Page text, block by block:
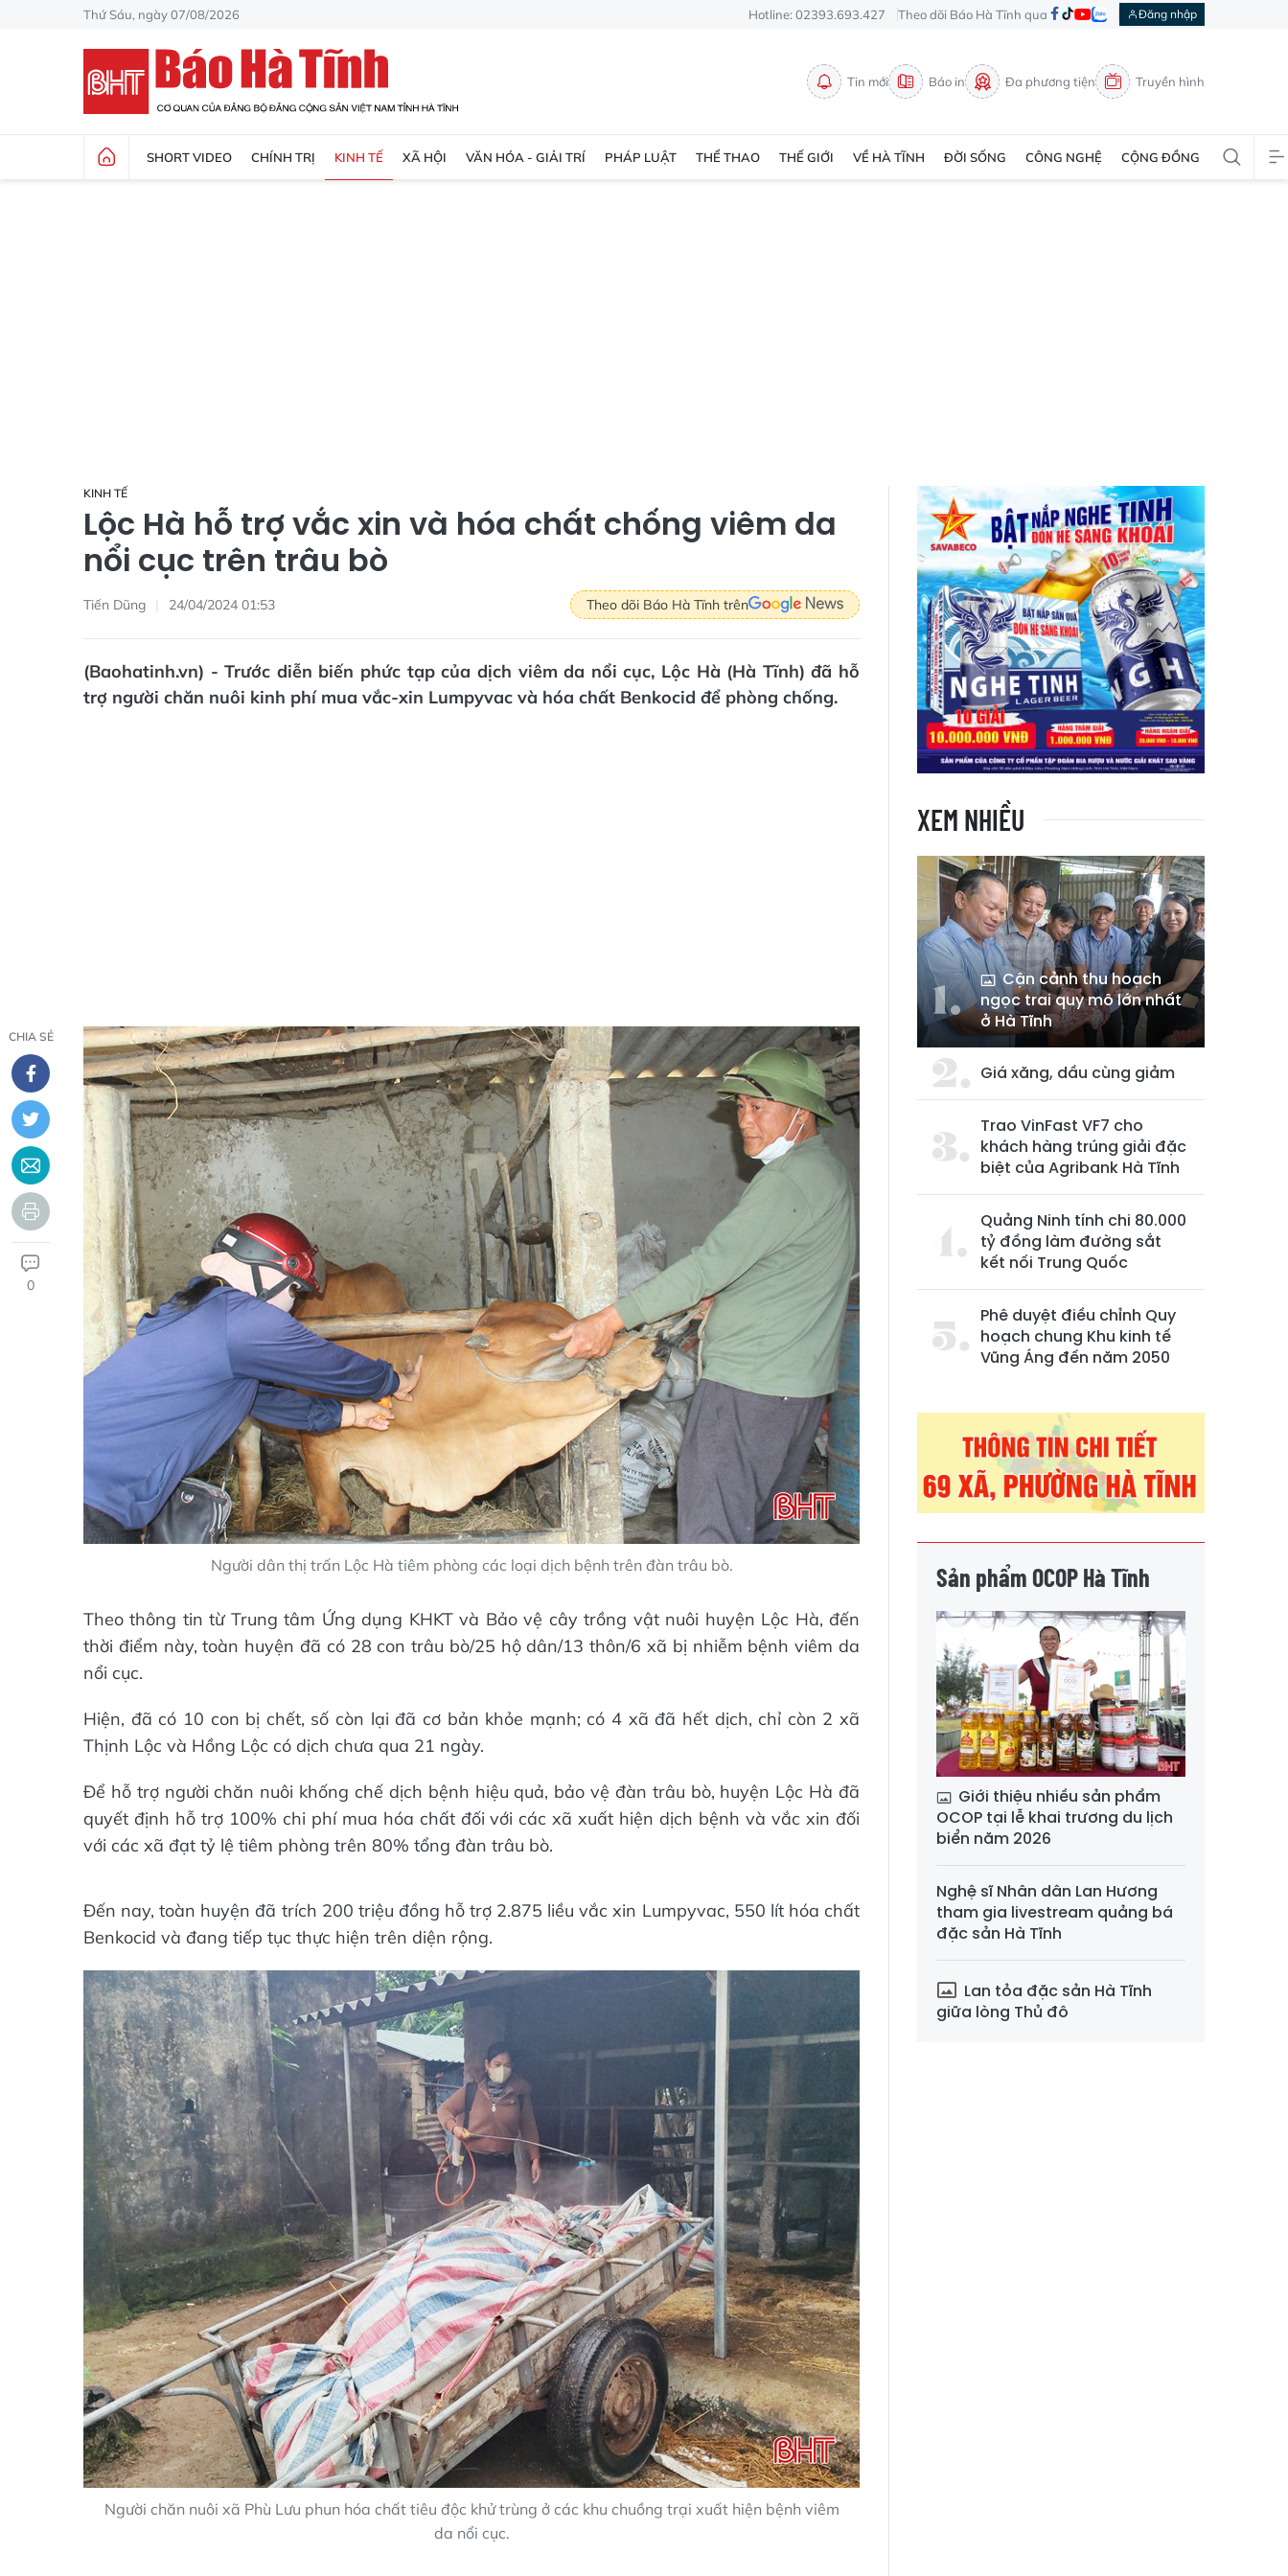
Thứ Sáu, ngày 07/08/2026 Hotline: 02393.693.427 Theo dõi Báo Hà Tĩnh qua Đăng nhập
Tin mới Báo in Đa phương tiện Truyền hình
SHORT VIDEO CHÍNH TRỊ KINH TẾ XÃ HỘI VĂN HÓA - GIẢI TRÍ PHÁP LUẬT THỂ THAO THẾ GIỚI VỀ HÀ TĨNH ĐỜI SỐNG CÔNG NGHỆ CỘNG ĐỒNG
KINH TẾ
Lộc Hà hỗ trợ vắc xin và hóa chất chống viêm da
nổi cục trên trâu bò
Tiến Dũng 24/04/2024 01:53 Theo dõi Báo Hà Tĩnh trên
(Baohatinh.vn) - Trước diễn biến phức tạp của dịch viêm da nổi cục, Lộc Hà (Hà Tĩnh) đã hỗ
trợ người chăn nuôi kinh phí mua vắc-xin Lumpyvac và hóa chất Benkocid để phòng chống.
CHIA SẺ
0
Người dân thị trấn Lộc Hà tiêm phòng các loại dịch bệnh trên đàn trâu bò.
Theo thông tin từ Trung tâm Ứng dụng KHKT và Bảo vệ cây trồng vật nuôi huyện Lộc Hà, đến
thời điểm này, toàn huyện đã có 28 con trâu bò/25 hộ dân/13 thôn/6 xã bị nhiễm bệnh viêm da
nổi cục.
Hiện, đã có 10 con bị chết, số còn lại đã cơ bản khỏe mạnh; có 4 xã đã hết dịch, chỉ còn 2 xã
Thịnh Lộc và Hồng Lộc có dịch chưa qua 21 ngày.
Để hỗ trợ người chăn nuôi khống chế dịch bệnh hiệu quả, bảo vệ đàn trâu bò, huyện Lộc Hà đã
quyết định hỗ trợ 100% chi phí mua hóa chất đối với các xã xuất hiện dịch bệnh và vắc xin đối
với các xã đạt tỷ lệ tiêm phòng trên 80% tổng đàn trâu bò.
Đến nay, toàn huyện đã trích 200 triệu đồng hỗ trợ 2.875 liều vắc xin Lumpyvac, 550 lít hóa chất
Benkocid và đang tiếp tục thực hiện trên diện rộng.
Người chăn nuôi xã Phù Lưu phun hóa chất tiêu độc khử trùng ở các khu chuồng trại xuất hiện bệnh viêm
da nổi cục.
XEM NHIỀU
Cận cảnh thu hoạch
ngọc trai quy mô lớn nhất
ở Hà Tĩnh
Giá xăng, dầu cùng giảm
Trao VinFast VF7 cho
khách hàng trúng giải đặc
biệt của Agribank Hà Tĩnh
Quảng Ninh tính chi 80.000
tỷ đồng làm đường sắt
kết nối Trung Quốc
Phê duyệt điều chỉnh Quy
hoạch chung Khu kinh tế
Vũng Áng đến năm 2050
Sản phẩm OCOP Hà Tĩnh
Giới thiệu nhiều sản phẩm
OCOP tại lễ khai trương du lịch
biển năm 2026
Nghệ sĩ Nhân dân Lan Hương
tham gia livestream quảng bá
đặc sản Hà Tĩnh
Lan tỏa đặc sản Hà Tĩnh
giữa lòng Thủ đô